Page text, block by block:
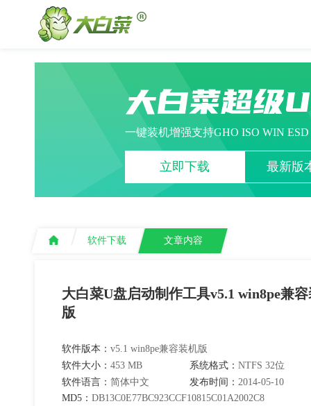
大白菜超级
一键装机增强支持GHO ISO WIN
立即下载 最新版
软件下载 文章内容
大白菜U盘启动制作工具v5.1 win8pe兼
版
软件版本： v5.1 win8pe兼容装机版
软件大小： 453 MB 系统格式： NTFS 32位
软件语言： 简体中文 发布时间： 2014-05-10
MD5： DB13C0E77BC923CCF10815C01A2002C8